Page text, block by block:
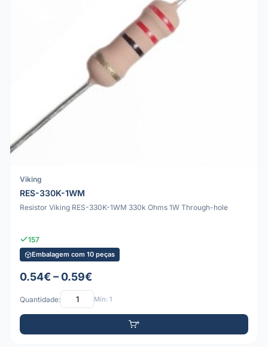
Viking
RES-330K-1WM
Resistor Viking RES-330K-1WM 330k Ohms 1W Through-hole
157
Embalagem com 10 peças
0.54€ – 0.59€
Quantidade: Mín: 1